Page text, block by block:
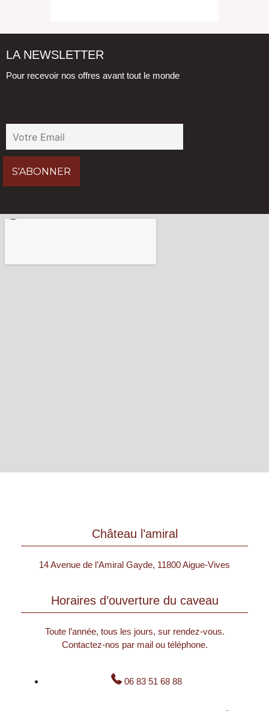
LA NEWSLETTER
Pour recevoir nos offres avant tout le monde
Château l’amiral
14 Avenue de l’Amiral Gayde, 11800 Aigue-Vives
Horaires d’ouverture du caveau
Toute l’année, tous les jours, sur rendez-vous.
Contactez-nos par mail ou téléphone.
06 83 51 68 88